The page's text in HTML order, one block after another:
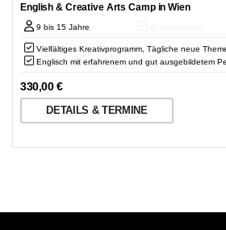
English & Creative Arts Camp in Wien
9 bis 15 Jahre
Vielfältiges Kreativprogramm, Tägliche neue
Englisch mit erfahrenem und gut ausgebildetem
330,00€
DETAILS & TERMINE